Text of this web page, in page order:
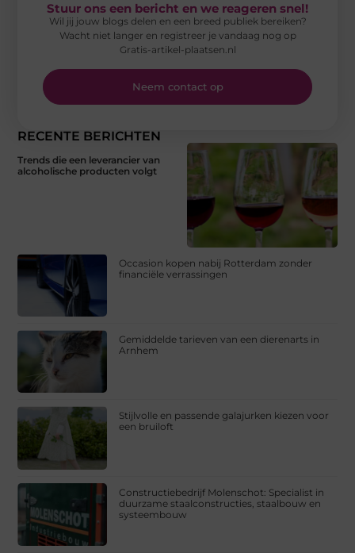
RECENTE BERICHTEN
Trends die een leverancier van
alcoholische producten volgt
Occasion kopen nabij Rotterdam zonder
financiële verrassingen
Gemiddelde tarieven van een dierenarts in
Arnhem
Stijlvolle en passende galajurken kiezen voor
een bruiloft
Constructiebedrijf Molenschot: Specialist in
duurzame staalconstructies, staalbouw en
systeembouw
Stuur ons een bericht en we reageren snel!
Wil jij jouw blogs delen en een breed publiek bereiken?
Wacht niet langer en registreer je vandaag nog op
Gratis-artikel-plaatsen.nl
Neem contact op